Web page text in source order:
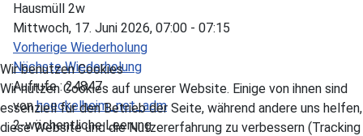
Hausmüll 2w
Mittwoch, 17. Juni 2026, 07:00 - 07:15
Vorherige Wiederholung
Nächste Wiederholung
Aufrufe: 24847
vonhoeckelheim_net_adm
2-wöchentliche Leerung
Wir benutzen Cookies
Wir nutzen Cookies auf unserer Website. Einige von ihnen sind
essenziell für den Betrieb der Seite, während andere uns helfen,
diese Website und die Nutzererfahrung zu verbessern (Tracking